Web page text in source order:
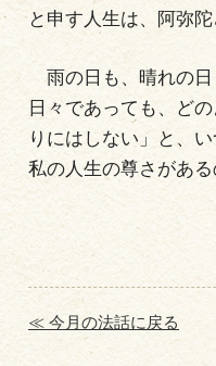
と申す人生は、阿弥
雨の日も、晴れの日
日々であっても、ど
りにはしない」と、
私の人生の尊さがある
≪ 今月の法話に戻る